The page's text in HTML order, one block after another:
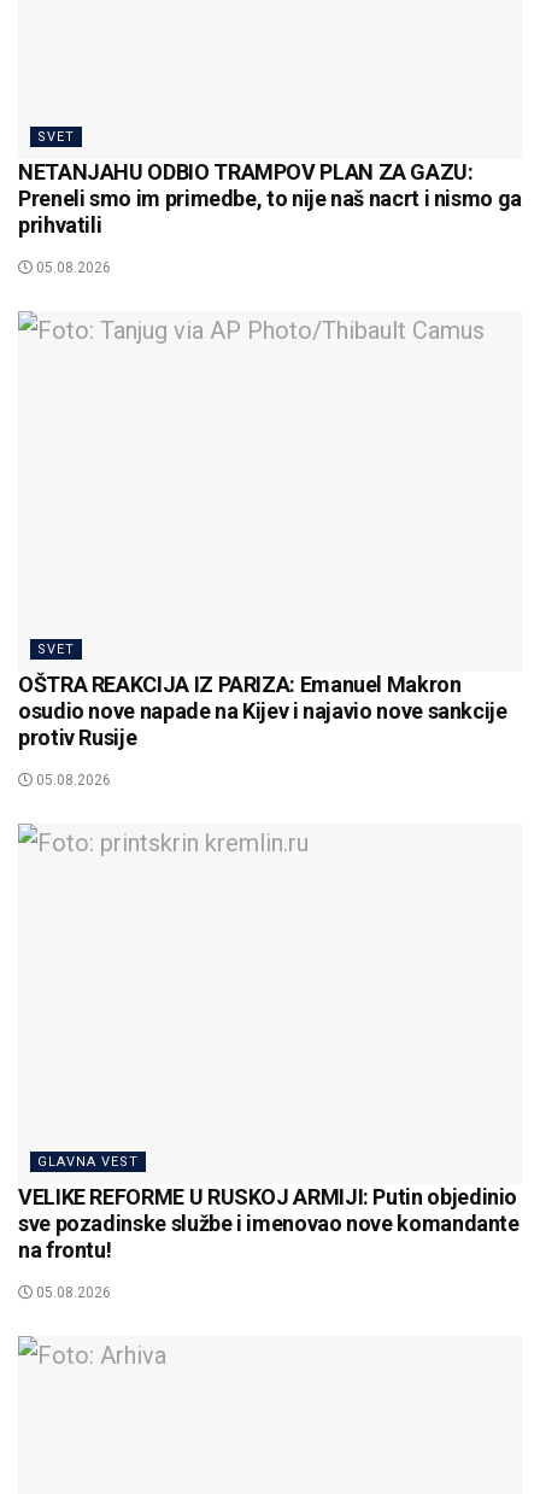
SVET
NETANJAHU ODBIO TRAMPOV PLAN ZA GAZU:
Preneli smo im primedbe, to nije naš nacrt i nismo ga
prihvatili
05.08.2026
SVET
OŠTRA REAKCIJA IZ PARIZA: Emanuel Makron
osudio nove napade na Kijev i najavio nove sankcije
protiv Rusije
05.08.2026
GLAVNA VEST
VELIKE REFORME U RUSKOJ ARMIJI: Putin objedinio
sve pozadinske službe i imenovao nove komandante
na frontu!
05.08.2026